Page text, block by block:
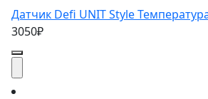
Датчик Defi UNIT Style
3050₽